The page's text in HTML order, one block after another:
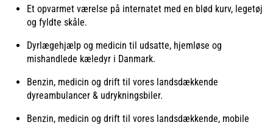
Et opvarmet værelse på internatet med en blød kurv, legetøj
og fyldte skåle.
Dyrlægehjælp og medicin til udsatte, hjemløse og
mishandlede kæledyr i Danmark.
Benzin, medicin og drift til vores landsdækkende
dyreambulancer & udrykningsbiler.
Benzin, medicin og drift til vores landsdækkende, mobile